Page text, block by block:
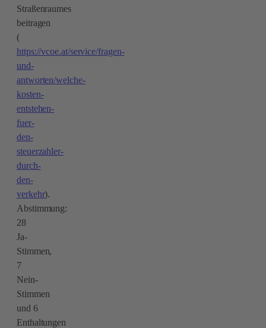
Straßenraumes
beitragen
(
https://vcoe.at/service/fragen-
und-
antworten/welche-
kosten-
entstehen-
fuer-
den-
steuerzahler-
durch-
den-
verkehr).
Abstimmung:
28
Ja-
Stimmen,
7
Nein-
Stimmen
und 6
Enthaltungen